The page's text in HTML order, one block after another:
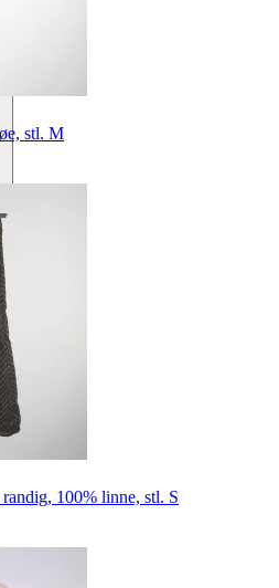
stl. M
100% linne, stl. S